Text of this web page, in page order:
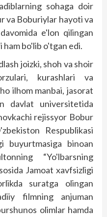
sohaga doir
va Boburiylar hayoti va
e'lon qilingan
bo'lib o'tgan edi.
joizki, shoh va shoir
kurashlari va
ilhom manbai, jasorat
davlat universitetida
rejissyor Bobur
Respublikasi
buyurtmasiga binoan
“Yo'lbarsning
Jamoat xavfsizligi
suratga olingan
filmning anjuman
olimlar hamda